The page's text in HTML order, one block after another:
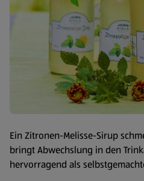
Ein Zitronen-Melisse-Sirup
bringt Abwechslung in den
hervorragend als